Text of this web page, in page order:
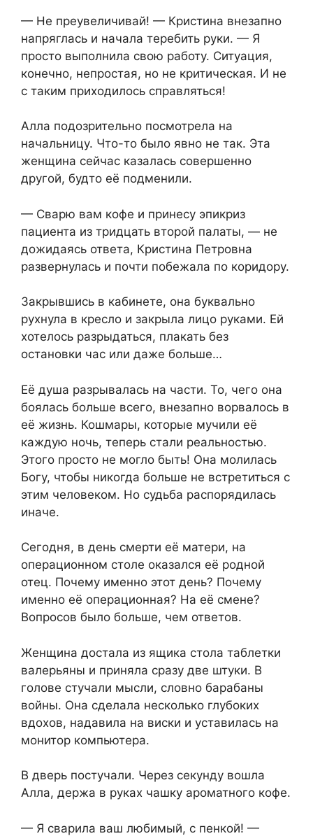
— Не преувеличивай! — Кристина внезапно
напряглась и начала теребить руки. — Я
просто выполнила свою работу. Ситуация,
конечно, непростая, но не критическая. И не
с таким приходилось справляться!
Алла подозрительно посмотрела на
начальницу. Что-то было явно не так. Эта
женщина сейчас казалась совершенно
другой, будто её подменили.
— Сварю вам кофе и принесу эпикриз
пациента из тридцать второй палаты, — не
дожидаясь ответа, Кристина Петровна
развернулась и почти побежала по коридору.
Закрывшись в кабинете, она буквально
рухнула в кресло и закрыла лицо руками. Ей
хотелось разрыдаться, плакать без
остановки час или даже больше…
Её душа разрывалась на части. То, чего она
боялась больше всего, внезапно ворвалось в
её жизнь. Кошмары, которые мучили её
каждую ночь, теперь стали реальностью.
Этого просто не могло быть! Она молилась
Богу, чтобы никогда больше не встретиться с
этим человеком. Но судьба распорядилась
иначе.
Сегодня, в день смерти её матери, на
операционном столе оказался её родной
отец. Почему именно этот день? Почему
именно её операционная? На её смене?
Вопросов было больше, чем ответов.
Женщина достала из ящика стола таблетки
валерьяны и приняла сразу две штуки. В
голове стучали мысли, словно барабаны
войны. Она сделала несколько глубоких
вдохов, надавила на виски и уставилась на
монитор компьютера.
В дверь постучали. Через секунду вошла
Алла, держа в руках чашку ароматного кофе.
— Я сварила ваш любимый, с пенкой! —